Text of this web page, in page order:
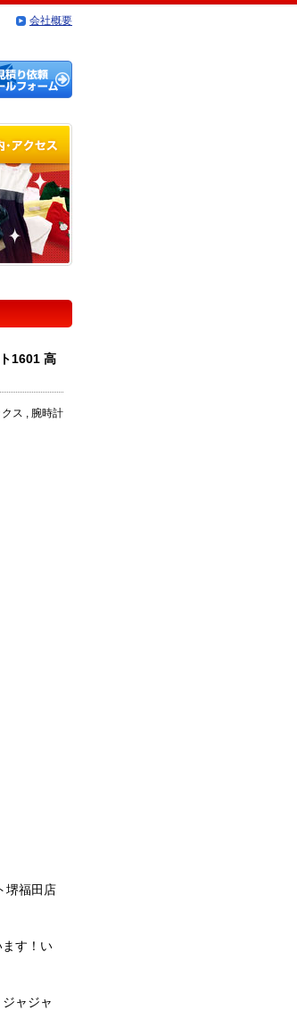
会社概要
1601 高
クス , 腕時計
堺福田店
す！い
ャジャ